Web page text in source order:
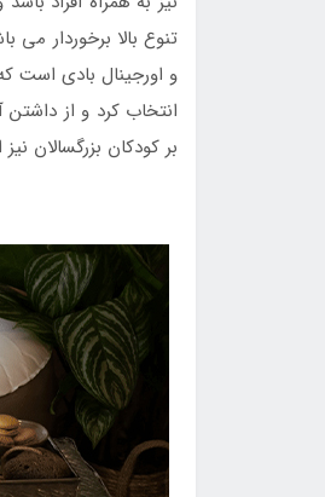
تنوع بالا برخوردار
و اورجینال بادی است
انتخاب کرد و از
بر کودکان بزرگسالان